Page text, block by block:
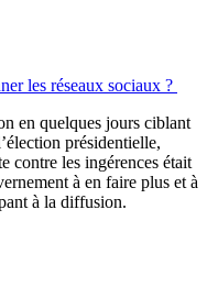
les réseaux sociaux ?
en quelques jours ciblant
présidentielle,
contre les ingérences était
à en faire plus et à
à la diffusion.